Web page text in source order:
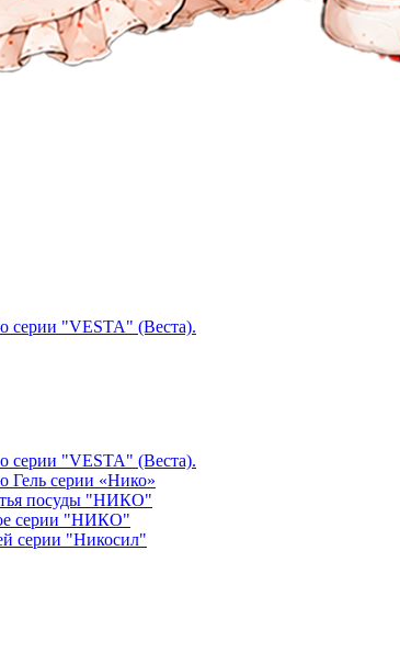
серии "VESTA" (Веста).
серии "VESTA" (Веста).
Гель серии «Нико»
посуды "НИКО"
серии "НИКО"
серии "Никосил"